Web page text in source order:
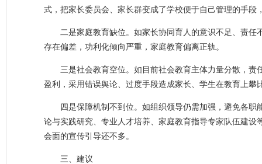
式，把家长委员会、家长群变成了学校便于自己管理的手
二是家庭教育缺位。如家长协同育人的意识不足、责
存在偏差，功利化倾向严重，家庭教育偏离正轨。
三是社会教育空位。如目前社会教育主体力量分散，
盈利，采用错误舆论、过度手段造成家长、学生在教育上攀
四是保障机制不到位。如组织领导仍需加强，避免各
论与实践研究、专业人才培养、家庭教育指导专家队伍建
会面的宣传引导还不多。
三、建议